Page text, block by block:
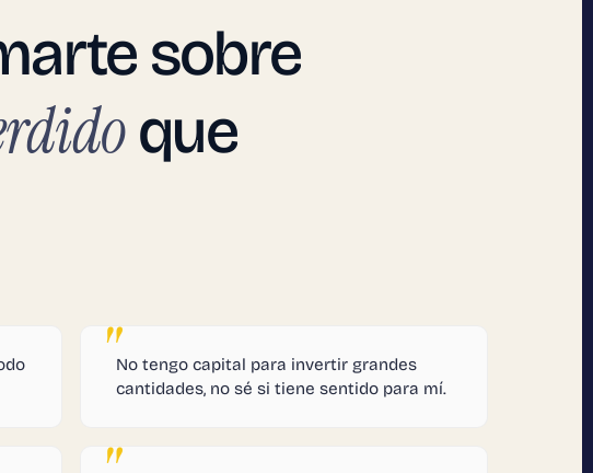
sobre
que
No tengo capital para invertir grandes
cantidades, no sé si tiene sentido para mí.